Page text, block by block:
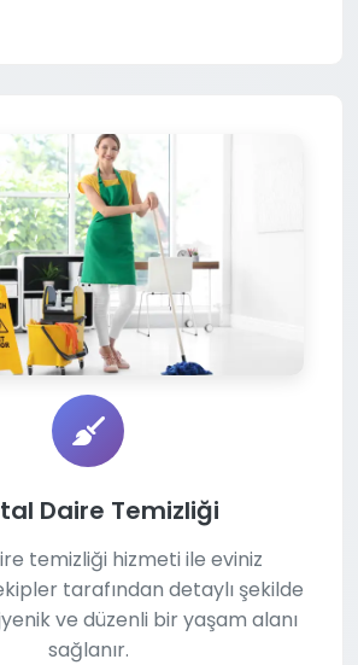
Daire Temizliği
temizliği hizmeti ile eviniz
tarafından detaylı şekilde
ve düzenli bir yaşam alanı
sağlanır.